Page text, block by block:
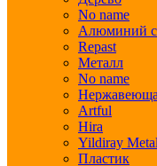
No name
Алюминий с
Repast
Металл
No name
Artful
Hira
Yildiray Metal
Пластик